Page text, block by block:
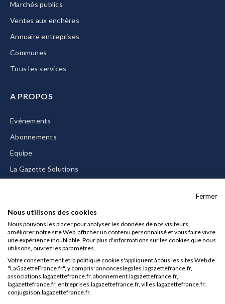
Marchés publics
Ventes aux enchères
Annuaire entreprises
Communes
Tous les services
A PROPOS
Evénements
Abonnements
Equipe
La Gazette Solutions
Mentions légales
CGU/CGV
Données personnelles
Charte sur les cookies
Gérer vos cookies
Fermer
Nous utilisons des cookies
Nous pouvons les placer pour analyser les données de nos visiteurs,
améliorer notre site Web, afficher un contenu personnalisé et vous faire vivre
une expérience inoubliable. Pour plus d'informations sur les cookies que nous
utilisons, ouvrez les paramètres.
Votre consentement et la politique cookie s'appliquent à tous les sites Web de
"LaGazetteFrance.fr", y compris: annonceslegales.lagazettefrance.fr,
associations.lagazettefrance.fr, abonnement.lagazettefrance.fr,
lagazettefrance.fr, entreprises.lagazettefrance.fr, villes.lagazettefrance.fr,
conjugaison.lagazettefrance.fr.